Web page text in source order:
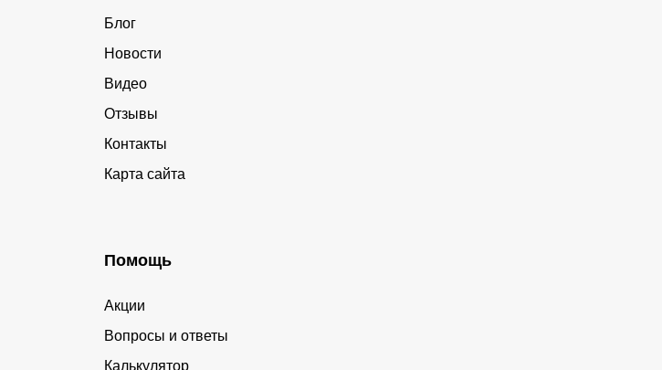
Блог
Новости
Видео
Отзывы
Контакты
Карта сайта
Помощь
Акции
Вопросы и ответы
Калькулятор